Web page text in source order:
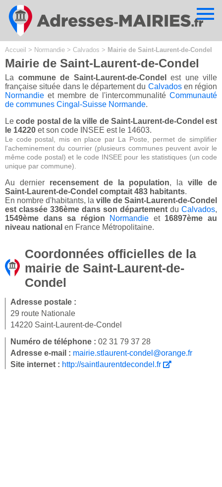
Accueil > Normandie > Calvados > Mairie de Saint-Laurent-de-Condel
Mairie de Saint-Laurent-de-Condel
La commune de Saint-Laurent-de-Condel
est une ville
française située dans le département du Calvadosen région
Normandie et membre de l'intercommunalité Communauté
de communes Cingal-Suisse Normande.
Lecode postal de la ville de Saint-Laurent-de-Condel est
le 14220 et son code INSEE est le 14603.
Le code postal, mis en place par La Poste, permet de simplifier
l'acheminement du courrier (plusieurs communes peuvent avoir le
même code postal) et le code INSEE pour les statistiques (un code
unique par commune).
Au dernier recensement de la population, laville de
Saint-Laurent-de-Condel comptait 483 habitants.
En nombre d'habitants, la ville de Saint-Laurent-de-Condel
est classée 336ème dans son département du Calvados,
1549ème dans sa région
Normandie et 16897ème au
niveau national en France Métropolitaine.
Coordonnées officielles de la
mairie de Saint-Laurent-de-
Condel
Adresse postale :
29 route Nationale
14220 Saint-Laurent-de-Condel
Numéro de téléphone : 02 31 79 37 28
Adresse e-mail : mairie.stlaurent-condel@orange.fr
Site internet : http://saintlaurentdecondel.fr
Cookies management panel